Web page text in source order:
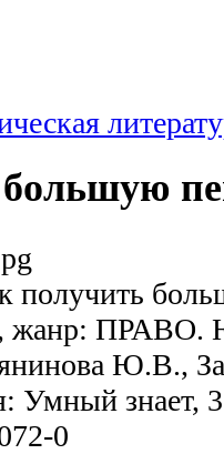
получить
жанр:
Ю.В.,
Умный знает,
0